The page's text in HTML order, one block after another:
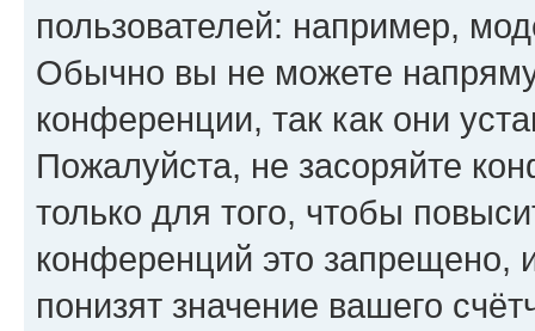
пользователей: например,
Обычно вы не можете
конференции, так как они
Пожалуйста, не засоряйте
только для того, чтобы
конференций это запрещено,
понизят значение вашего